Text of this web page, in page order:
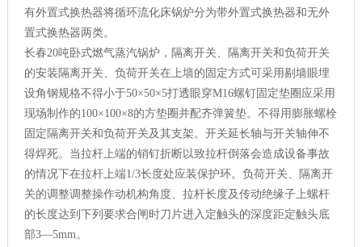
有外置式换热器将循环流化床锅炉分为带外置式换热器和无外
置式换热器两类。
长春20吨卧式燃气蒸汽锅炉，隔离开关、隔离开关和负荷开关
的安装隔离开关、负荷开关在上墙的固定方式可采用剔墙眼埋
设角钢规格不得小于50×50×5打透眼穿M16螺钉固定垫圈应采用
现场制作的100×100×8的方垫圈并配齐弹簧垫。不得用膨胀螺栓
固定隔离开关和负荷开关及其支架。开关延长轴与开关轴伸不
得焊死。当拉杆上端的销钉折断以致拉杆倒落会造成设备事故
的情况下在拉杆上端1/3长度处应装保护环。负荷开关、隔离开
关的调整调整操作动机构角度、拉杆长度及传动绝缘子上螺杆
的长度达到下列要求合闸时刀片进入定触头的深度距定触头底
部3—5mm。